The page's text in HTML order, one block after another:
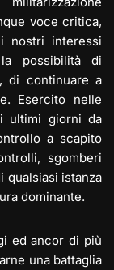
voce critica,
nostri interessi
possibilità di
di continuare a
Esercito nelle
ultimi giorni da
a scapito
sgomberi
qualsiasi istanza
dominante.
ed ancor di più
una battaglia